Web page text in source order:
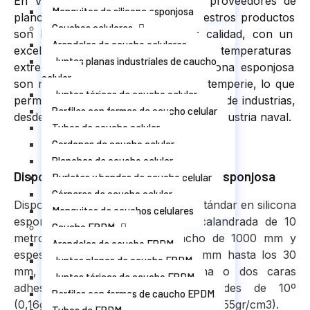
Manguitos de silicona esponjosa
Cauchos celulares
Arandelas de caucho celulares
Juntas planas industriales de caucho
celular
Juntas tóricas de caucho celular
Perfiles con formas de caucho celular
Tubos de caucho celular
Cordones de caucho celular
Planchas de caucho celular
Burletes y bandas de caucho celular
Córneres de caucho celular
Manguitos de cauchos celulares
Caucho EPDM
Arandelas de caucho EPDM
Juntas planas de caucho EPDM
Juntas tóricas de caucho EPDM
Perfiles con formas de caucho EPDM
planch onjosa.Nu estros productos
sonlos or calidad, conun
excel
temperaturas
extrem
Nuestrasplanchasdesilicona esponjosa
son resist intemperie, lo que
perm
de industrias,
desde hastalaindustria naval.
Disposición de planchas de silicona esponjosa
Disponemos de plancha o lamina estándar en silicona
esponjosa de 10º (0,25 gr/cm3) calandrada de 10
metros de longitud con un ancho de 1000 mm y
espesores que van desde los 1,5 mm hasta los 30
mm, también puede ser con una o dos caras
adhesivas, trabajamos con densidades de 10º
(0,16gr/cm3) /25º (0,40gr/cm3) /35º (0,55gr/cm3).